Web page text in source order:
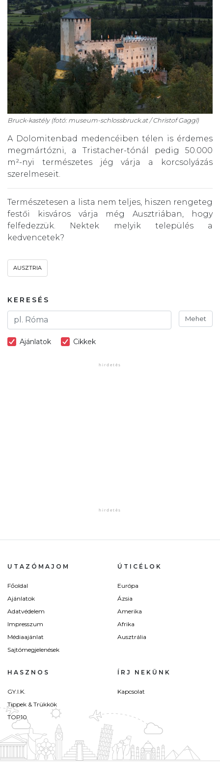
Bruck-kastély (fotó: museum-schlossbruck.at / Christof Gaggl)
A Dolomitenbad medencéiben télen is érdemes
megmártózni, a Tristacher-tónál pedig 50.000
m²-nyi természetes jég várja a korcsolyázás
szerelmeseit.
Természetesen a lista nem teljes, hiszen rengeteg
festői kisváros várja még Ausztriában, hogy
felfedezzük. Nektek melyik település a
kedvencetek?
AUSZTRIA
KERESÉS
Mehet
Ajánlatok Cikkek
UTAZÓMAJOM
Főoldal
Ajánlatok
Adatvédelem
Impresszum
Médiaajánlat
Sajtómegjelenések
ÚTICÉLOK
Európa
Ázsia
Amerika
Afrika
Ausztrália
HASZNOS
GY.I.K.
Tippek & Trükkök
TOP10
ÍRJ NEKÜNK
Kapcsolat